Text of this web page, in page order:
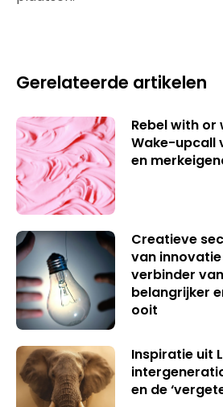
Gerelateerde artikelen
Rebel with
Wake-upcall
en
Creatieve
van
verbinder
belangrijker
ooit
Inspiratie uit
en de